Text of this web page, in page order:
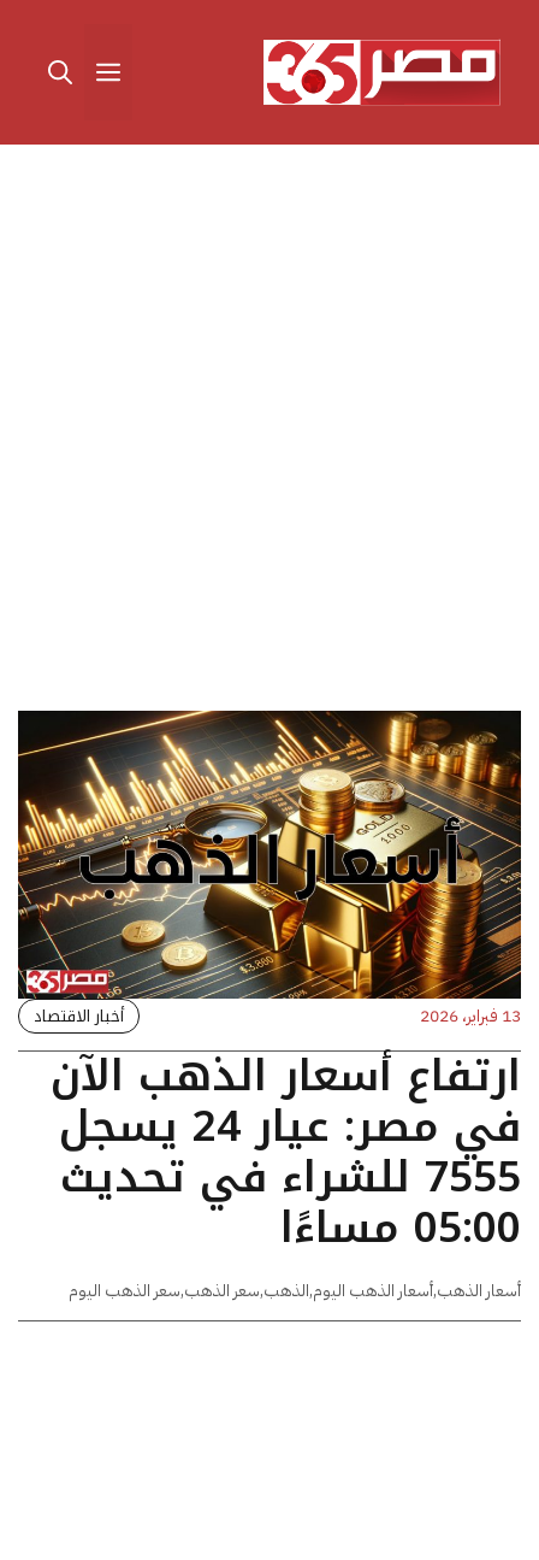
المحتوى القائمة
13 فبراير، 2026 أخبار الاقتصاد
ارتفاع أسعار الذهب الآن
في مصر: عيار 24 يسجل
7555 للشراء في تحديث
05:00 مساءًا
أسعار الذهب,أسعار الذهب اليوم,الذهب,سعر الذهب,سعر الذهب اليوم